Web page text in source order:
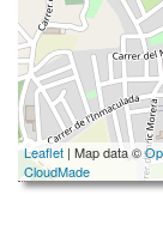
Leaflet | Map data ©
CloudMade